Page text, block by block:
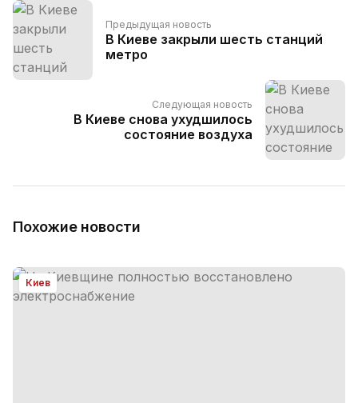
Предыдущая новость
В Киеве закрыли шесть станций
метро
Следующая новость
В Киеве снова ухудшилось
состояние воздуха
Похожие новости
Киев